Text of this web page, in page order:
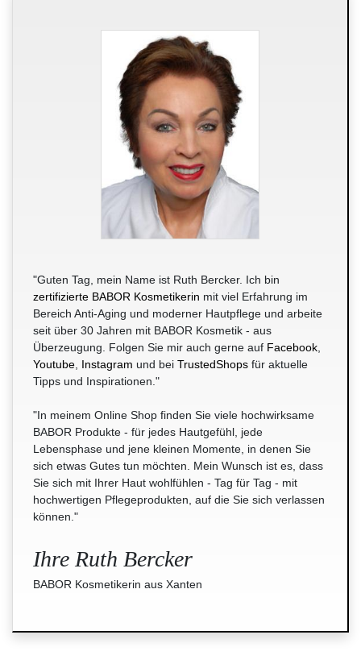
"Guten Tag, mein Name ist Ruth Bercker. Ich bin
zertifizierte BABOR Kosmetikerin mit viel Erfahrung im
Bereich Anti-Aging und moderner Hautpflege und arbeite
seit über 30 Jahren mit BABOR Kosmetik - aus
Überzeugung. Folgen Sie mir auch gerne auf Facebook
Youtube Instagram und bei TrustedShops für aktuelle
Tipps und Inspirationen."
"In meinem Online Shop finden Sie viele hochwirksame
BABOR Produkte - für jedes Hautgefühl, jede
Lebensphase und jene kleinen Momente, in denen Sie
sich etwas Gutes tun möchten. Mein Wunsch ist es, dass
Sie sich mit Ihrer Haut wohlfühlen - Tag für Tag - mit
hochwertigen Pflegeprodukten, auf die Sie sich verlassen
können."
Ihre Ruth Bercker
BABOR Kosmetikerin aus Xanten